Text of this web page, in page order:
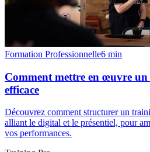
Formation Professionnelle6 min
Comment mettre en œuvre
efficace
Découvrez comment structurer un
alliant le digital et le présentiel, pour
vos performances.